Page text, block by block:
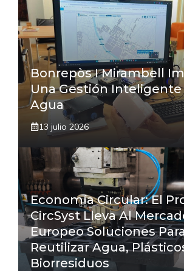
Bonrepòs I Mirambell
Una Gestión Inteligente
Agua
13 julio 2026
Economía Circular: El
CircSyst Lleva Al
Europeo Soluciones
Reutilizar Agua,
Biorresiduos